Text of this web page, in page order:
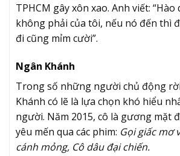
TPHCM gây xôn xao. Anh viết: “Hào
không phải của tôi, nếu nó đến thì
đi cũng mỉm cười”.
Ngân Khánh
Trong số những người chủ động
Khánh có lẽ là lựa chọn khó hiểu
người. Năm 2015, cô là gương mặt
yêu mến qua các phim: Gọi giấc mơ
cánh mỏng, Cô dâu đại chiến.